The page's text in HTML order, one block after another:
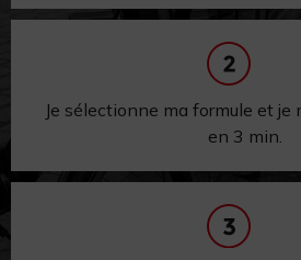
Je sélectionne ma formule et je
en 3 min.